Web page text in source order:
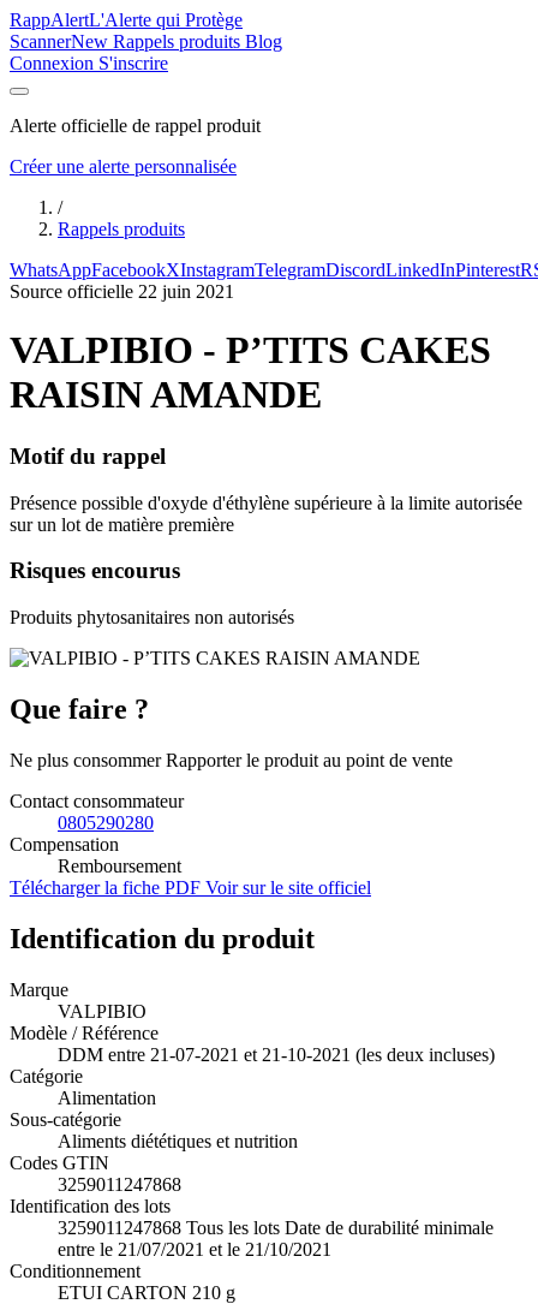
RappAlertL'Alerte qui Protège
ScannerNew Rappels produits Blog
Connexion S'inscrire
Alerte officielle de rappel produit
Créer une alerte personnalisée
/
Rappels produits
WhatsAppFacebookXInstagramTelegramDiscordLinkedInPinterest
Source officielle 22 juin 2021
VALPIBIO - P’TITS CAKES
RAISIN AMANDE
Motif du rappel
Présence possible d'oxyde d'éthylène supérieure à la limite autorisée
sur un lot de matière première
Risques encourus
Produits phytosanitaires non autorisés
Que faire ?
Ne plus consommer Rapporter le produit au point de vente
Contact consommateur
0805290280
Compensation
Remboursement
Télécharger la fiche PDF Voir sur le site officiel
Identification du produit
Marque
VALPIBIO
Modèle / Référence
DDM entre 21-07-2021 et 21-10-2021 (les deux incluses)
Catégorie
Alimentation
Sous-catégorie
Aliments diététiques et nutrition
Codes GTIN
3259011247868
Identification des lots
3259011247868 Tous les lots Date de durabilité minimale
entre le 21/07/2021 et le 21/10/2021
Conditionnement
ETUI CARTON 210 g